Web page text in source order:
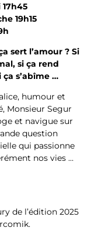
19h15
sert l’amour ? Si
si ça rend
ça s’abîme …
humour et
Monsieur Segur
et navigue sur
question
qui passionne
nos vies …
de l’édition 2025